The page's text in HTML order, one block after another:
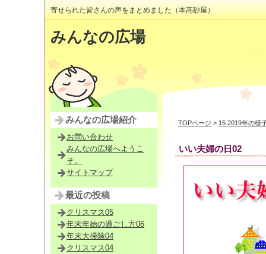
寄せられた皆さんの声をまとめました（本高砂屋）
みんなの広場
TOPページ > 15.2019年の様
いい夫婦の日02
みんなの広場紹介
お問い合わせ
みんなの広場へようこ
そ。
サイトマップ
最近の投稿
クリスマス05
年末年始の過ごし方06
年末大掃除04
クリスマス04